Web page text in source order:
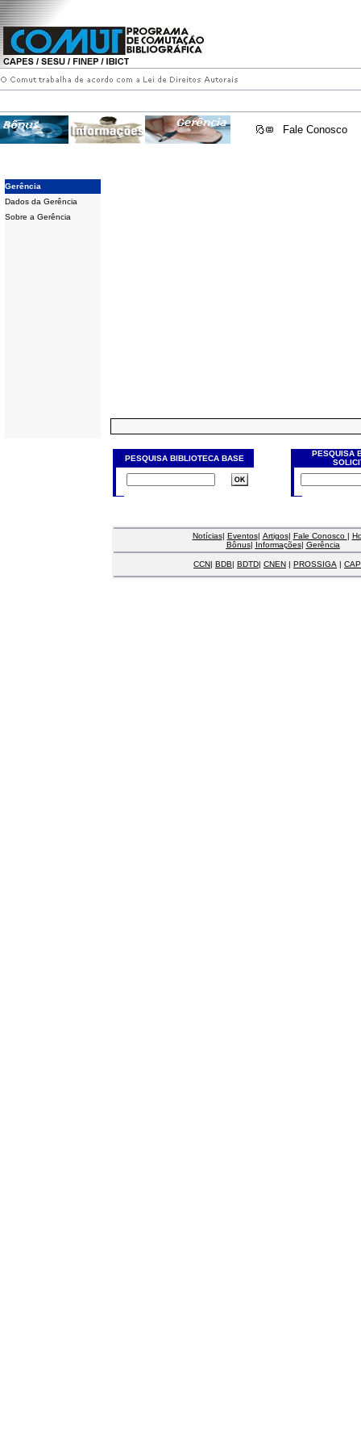
Fale Conosco
Gerência
Dados da Gerência
Sobre a Gerência
PESQUISA BIBLIOTECA BASE
PESQUISA
Notícias| Eventos| Artigos| Fale Conosco |
Bônus| Informações| Gerência
CCN| BDB| BDTD| CNEN | PROSSIGA |